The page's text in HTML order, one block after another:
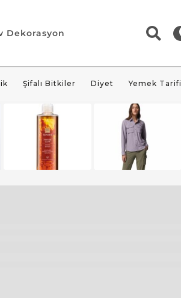
Dekorasyon
Şifalı Bitkiler Diyet Yemek Tarifi